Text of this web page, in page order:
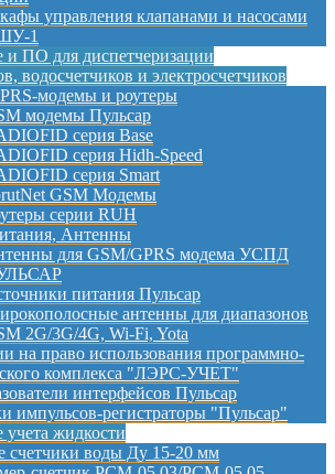
управления клапанами и насосами
1
и ПО для диспетчеризации
водосчетчиков и электросчетчиков
модемы и роутеры
модемы Пульсар
серия Base
серия Hidh-Speed
серия Smart
GSM Модемы
серии RUH
Антенны
для GSM/GPRS модема УСПД
питания Пульсар
антенны для диапазонов
2G/3G/4G, Wi-Fi, Yota
на право использования программно-
комплекса "ЛЭРС-УЧЕТ"
интерфейсов Пульсар
импульсов-регистраторы "Пульсар"
жидкости
счетчики воды Ду 15-20 мм